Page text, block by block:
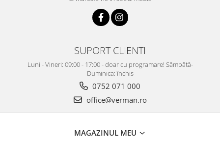
SUPORT CLIENTI
Luni - Vineri: 09:00 - 17:00 - doar cu programare! Sâmbătă-
Duminica: închis
0752 071 000
office@verman.ro
MAGAZINUL MEU